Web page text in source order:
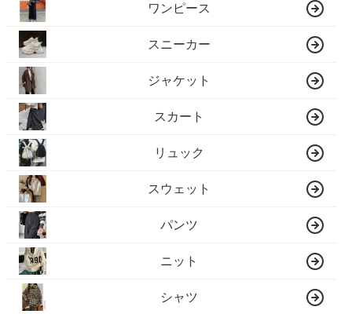
ワンピース
スニーカー
ジャケット
スカート
リュック
スウェット
パンツ
ニット
シャツ